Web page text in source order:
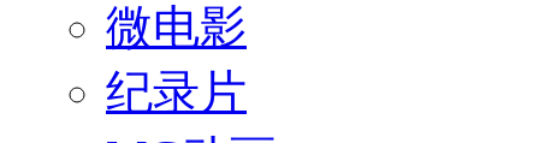
微电影
纪录片